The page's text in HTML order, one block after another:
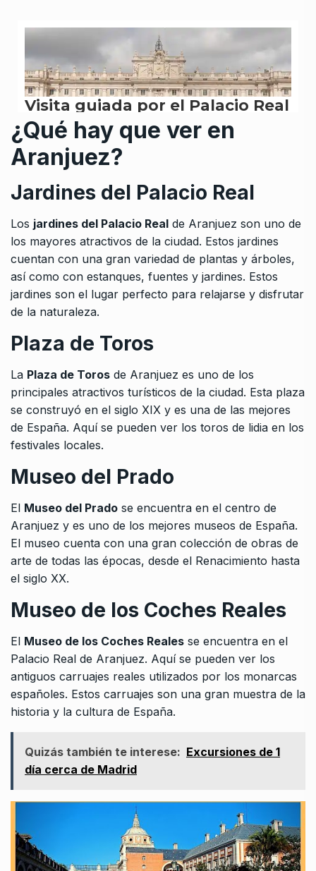
¿Qué hay que ver en
Aranjuez?
Jardines del Palacio Real
Los jardines del Palacio Real de Aranjuez son uno de
los mayores atractivos de la ciudad. Estos jardines
cuentan con una gran variedad de plantas y árboles,
así como con estanques, fuentes y jardines. Estos
jardines son el lugar perfecto para relajarse y disfrutar
de la naturaleza.
Plaza de Toros
La Plaza de Toros de Aranjuez es uno de los
principales atractivos turísticos de la ciudad. Esta plaza
se construyó en el siglo XIX y es una de las mejores
de España. Aquí se pueden ver los toros de lidia en los
festivales locales.
Museo del Prado
El Museo del Prado se encuentra en el centro de
Aranjuez y es uno de los mejores museos de España.
El museo cuenta con una gran colección de obras de
arte de todas las épocas, desde el Renacimiento hasta
el siglo XX.
Museo de los Coches Reales
El Museo de los Coches Reales se encuentra en el
Palacio Real de Aranjuez. Aquí se pueden ver los
antiguos carruajes reales utilizados por los monarcas
españoles. Estos carruajes son una gran muestra de la
historia y la cultura de España.
Quizás también te interese: Excursiones de 1
día cerca de Madrid